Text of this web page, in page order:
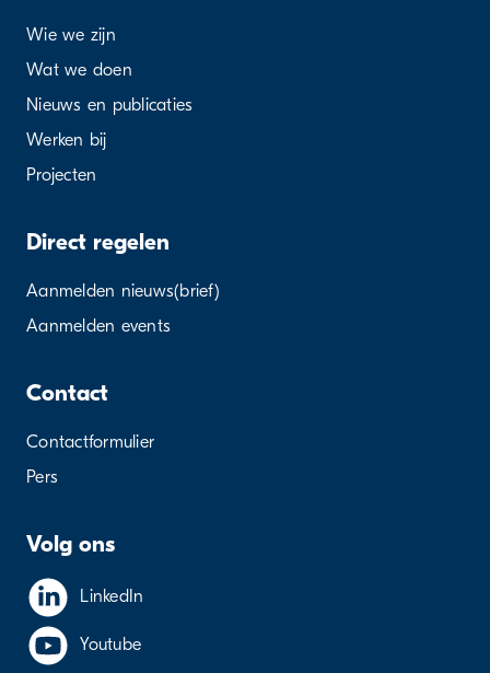
Wie we zijn
Wat we doen
Nieuws en publicaties
Werken bij
Projecten
Direct regelen
Aanmelden nieuws(brief)
Aanmelden events
Contact
Contactformulier
Pers
Volg ons
LinkedIn
Youtube